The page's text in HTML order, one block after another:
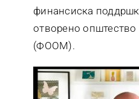
финансиска
отворено општество
(ФООМ).